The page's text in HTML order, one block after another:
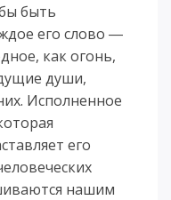
быть
его слово ―
как огонь,
души,
Исполненное
его
нашим